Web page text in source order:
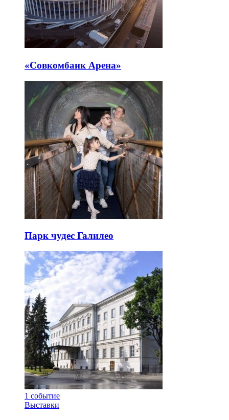
«Совкомбанк Арена⁠»
Парк чудес Галилео
1 событие
Выставки